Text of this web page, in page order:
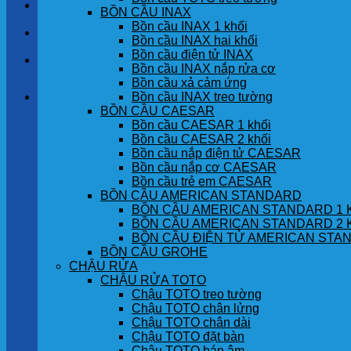
GÓC KHÁCH HÀNG
Chưa có sản phẩm trong giỏ hàng.
BỒN CẦU INAX
Bồn cầu INAX 1 khối
Bồn cầu INAX hai khối
Bồn cầu điện tử INAX
Bồn cầu INAX nắp rửa cơ
Bồn cầu xả cảm ứng
Bồn cầu INAX treo tường
BỒN CẦU CAESAR
Bồn cầu CAESAR 1 khối
Bồn cầu CAESAR 2 khối
Bồn cầu nắp điện tử CAESAR
Bồn cầu nắp cơ CAESAR
Bồn cầu trẻ em CAESAR
BỒN CẦU AMERICAN STANDARD
BỒN CẦU AMERICAN STANDARD 1
BỒN CẦU AMERICAN STANDARD 2
BỒN CẦU ĐIỆN TỬ AMERICAN
BỒN CẦU GROHE
CHẬU RỬA
CHẬU RỬA TOTO
Chậu TOTO treo tường
Chậu TOTO chân lửng
Chậu TOTO chân dài
Chậu TOTO đặt bàn